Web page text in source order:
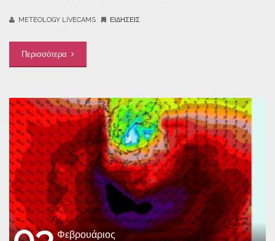
METEOLOGY LIVECAMS ΕΙΔΉΣΕΙΣ
Περισσότερα
Φεβρουάριος